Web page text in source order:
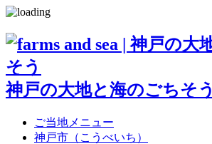
神戸の大地と海のごちそう
ご当地メニュー
神戸市（こうべいち）